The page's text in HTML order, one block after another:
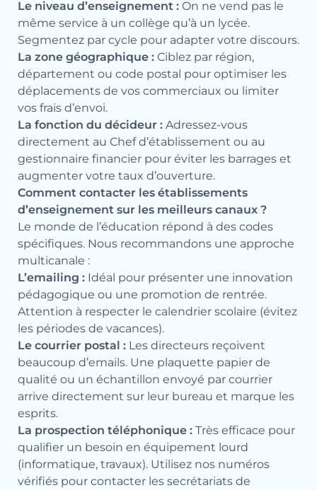
Le niveau d’enseignement : On ne vend pas le
même service à un collège qu’à un lycée.
Segmentez par cycle pour adapter votre discours.
La zone géographique : Ciblez par région,
département ou code postal pour optimiser les
déplacements de vos commerciaux ou limiter
vos frais d’envoi.
La fonction du décideur : Adressez-vous
directement au Chef d’établissement ou au
gestionnaire financier pour éviter les barrages et
augmenter votre taux d’ouverture.
Comment contacter les établissements
d’enseignement sur les meilleurs canaux ?
Le monde de l’éducation répond à des codes
spécifiques. Nous recommandons une approche
multicanale :
L’emailing : Idéal pour présenter une innovation
pédagogique ou une promotion de rentrée.
Attention à respecter le calendrier scolaire (évitez
les périodes de vacances).
Le courrier postal : Les directeurs reçoivent
beaucoup d’emails. Une plaquette papier de
qualité ou un échantillon envoyé par courrier
arrive directement sur leur bureau et marque les
esprits.
La prospection téléphonique : Très efficace pour
qualifier un besoin en équipement lourd
(informatique, travaux). Utilisez nos numéros
vérifiés pour contacter les secrétariats de